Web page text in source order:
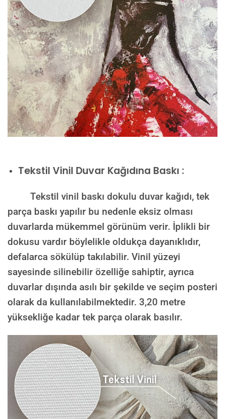
Tekstil Vinil Duvar Kağıdına Baskı :
Tekstil vinil baskı dokulu duvar kağıdı, tek
parça baskı yapılır bu nedenle eksiz olması
duvarlarda mükemmel görünüm verir. İplikli bir
dokusu vardır böylelikle oldukça dayanıklıdır,
defalarca sökülüp takılabilir. Vinil yüzeyi
sayesinde silinebilir özelliğe sahiptir, ayrıca
duvarlar dışında asılı bir şekilde ve seçim posteri
olarak da kullanılabilmektedir. 3,20 metre
yüksekliğe kadar tek parça olarak basılır.